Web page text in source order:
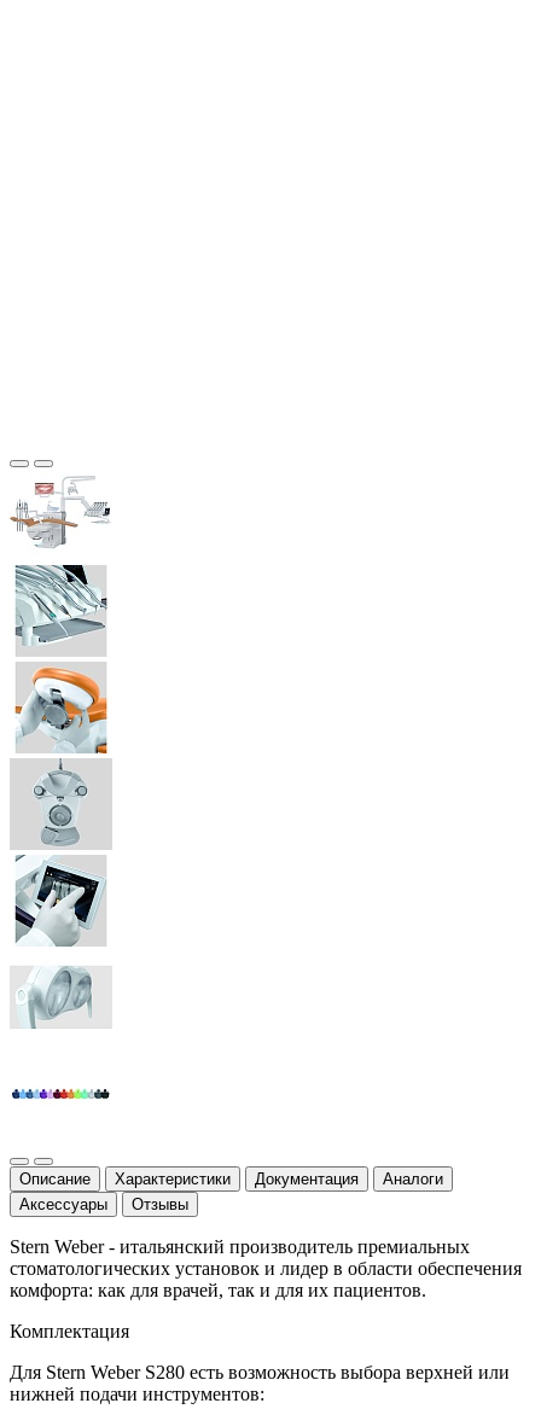
Описание Характеристики Документация
Аналоги
Аксессуары
Отзывы
Stern Weber - итальянский производитель премиальных
стоматологических установок и лидер в области обеспечения
комфорта: как для врачей, так и для их пациентов.
Комплектация
Для Stern Weber S280 есть возможность выбора верхней или
нижней подачи инструментов: